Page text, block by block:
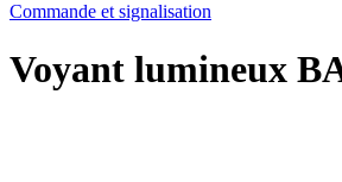
Commande et signalisation
Voyant lumineux